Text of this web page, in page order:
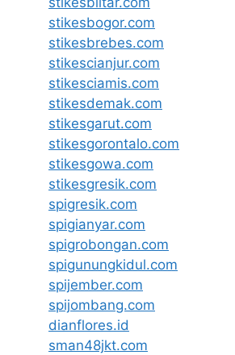
stikesbogor.com
stikesbrebes.com
stikescianjur.com
stikesciamis.com
stikesdemak.com
stikesgarut.com
stikesgorontalo.com
stikesgowa.com
stikesgresik.com
spigresik.com
spigianyar.com
spigrobongan.com
spigunungkidul.com
spijember.com
spijombang.com
dianflores.id
sman48jkt.com